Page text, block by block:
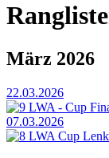
März 2026
22.03.2026
9 LWA - Cup
07.03.2026
8 LWA Cup